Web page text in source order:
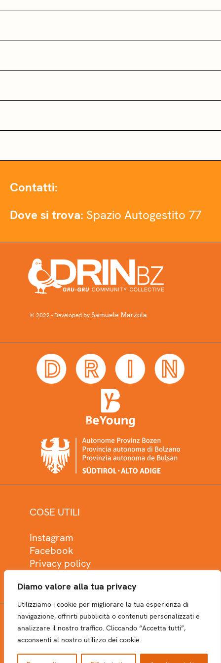
Diamo valore alla tua privacy
Utilizziamo i cookie per migliorare la tua esperienza di
navigazione, offrirti pubblicità o contenuti personalizzati e
analizzare il nostro traffico. Cliccando “Accetta tutti”,
acconsenti al nostro utilizzo dei cookie.
Contatti:
Dove si trova: Spazio Autogestito 77
© 2022 - Developed bySamuele Marzola
COSE UTILI
Instagram
Facebook
Privacy policy
NEWSLETTER